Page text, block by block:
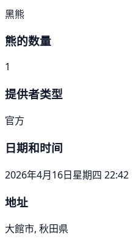
黑熊
熊的数量
1
提供者类型
官方
日期和时间
2026年4月16日星期四 22:42
地址
大館市, 秋田県